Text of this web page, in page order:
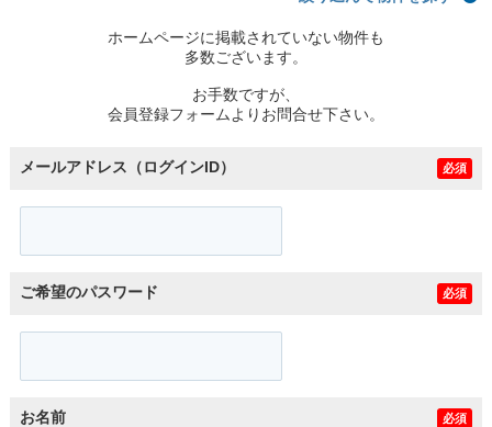
ホームページに掲載されていない物件も
多数ございます。
お手数ですが、
会員登録フォームよりお問合せ下さい。
メールアドレス（ログインID） 必須
ご希望のパスワード 必須
お名前 必須